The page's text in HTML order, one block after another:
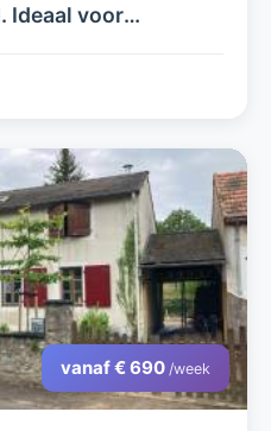
Ideaal voor
vanaf € 690 /week